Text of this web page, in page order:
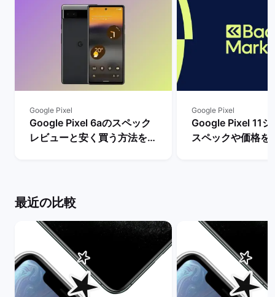
Google Pixel
Google Pixel 6aのスペック
レビューと安く買う方法を解
Google Pixel
Google Pixel 11シ
スペックや価格を
最近の比較